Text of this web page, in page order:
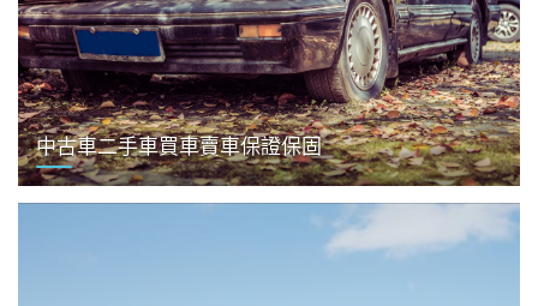
中古車二手車買車賣車保證保固